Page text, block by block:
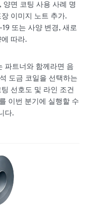
면 코팅 사용 사례 명
이미지 노트 추가.
또는 사양 변경, 새로
따라.
파트너와 함께라면 음
도금 코일을 선택하는
선호도 및 라인 조건
이번 분기에 실행할 수
다.